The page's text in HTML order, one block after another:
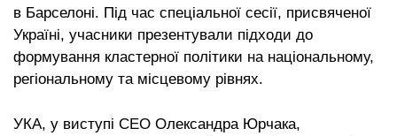
в Барселоні. Під час спеціальної сесії, присвяченої
Україні, учасники презентували підходи до
формування кластерної політики на національному,
регіональному та місцевому рівнях.
УКА, у виступі СЕО Олександра Юрчака,